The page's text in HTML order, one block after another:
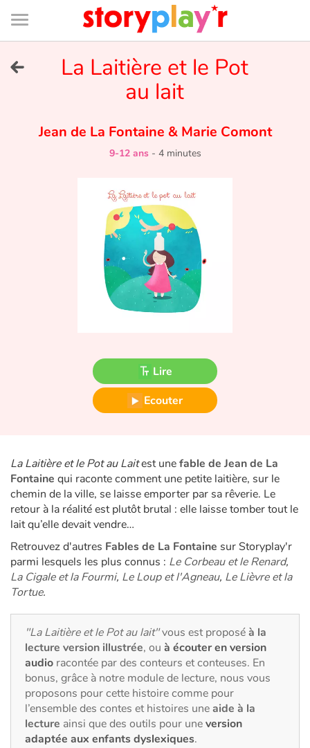
Connexion
Bibliothèque
de
page
Tester gratuitement
Contes d'ici et d'ailleurs
Fable, mythe, littérature et poésie
Ogres, monstres et sorcières
Les animaux
Voyage, épopée, enquête, aventure
Autour du monde
Apprentissage
Documentaires
En famille
Quotidien et loisirs
La Laitière et le Pot
au lait
Jean de La Fontaine &Marie Comont
9-12 ans- 4 minutes
Lire
Ecouter
La Laitière et le Pot au Laitest unefable de Jean de La
Fontaine qui raconte comment une petite laitière, sur le
chemin de la ville, se laisse emporter par sa rêverie. Le
retour à la réalité est plutôt brutal : elle laisse tomber tout le
lait qu’elle devait vendre…
Retrouvez d'autres Fables de La Fontaine sur Storyplay'r
parmi lesquels les plus connus : Le Corbeau et le Renard,
La Cigale et la Fourmi, Le Loup et l'Agneau, Le Lièvre et la
Tortue.
"La Laitière et le Pot au lait"vous est proposéà la
lecture version illustrée, ou à écouter en version
audio racontée par des conteurs et conteuses. En
bonus, grâce à notre module de lecture, nous vous
proposons pour cette histoire comme pour
l’ensemble des contes et histoires uneaide à la
lecture ainsi que des outils pour uneversion
adaptée aux enfants dyslexiques.